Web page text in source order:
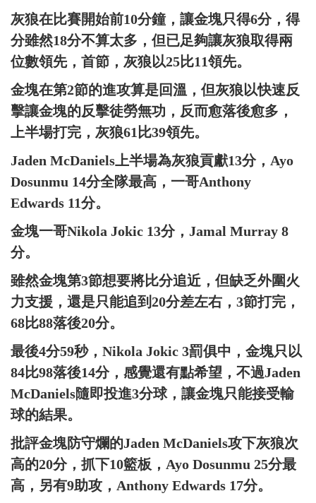
灰狼在比賽開始前10分鐘，讓金塊只得6分，得
分雖然18分不算太多，但已足夠讓灰狼取得兩
位數領先，首節，灰狼以25比11領先。
金塊在第2節的進攻算是回溫，但灰狼以快速反
擊讓金塊的反擊徒勞無功，反而愈落後愈多，
上半場打完，灰狼61比39領先。
Jaden McDaniels上半場為灰狼貢獻13分，Ayo
Dosunmu 14分全隊最高，一哥Anthony
Edwards 11分。
金塊一哥Nikola Jokic 13分，Jamal Murray 8
分。
雖然金塊第3節想要將比分追近，但缺乏外圍火
力支援，還是只能追到20分差左右，3節打完，
68比88落後20分。
最後4分59秒，Nikola Jokic 3罰俱中，金塊只以
84比98落後14分，感覺還有點希望，不過Jaden
McDaniels隨即投進3分球，讓金塊只能接受輸
球的結果。
批評金塊防守爛的Jaden McDaniels攻下灰狼次
高的20分，抓下10籃板，Ayo Dosunmu 25分最
高，另有9助攻，Anthony Edwards 17分。